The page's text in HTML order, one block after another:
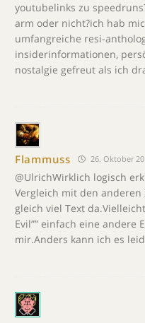
youtubelinks zu
arm oder nicht?ich hab
umfangreiche resi-
insiderinformationen,
nostalgie gefreut als ich
Flammuss 26. Oktober
@UlrichWirklich logisch
Vergleich mit den anderen
gleich viel Text
Evil”” einfach eine andere
mir.Anders kann ich es